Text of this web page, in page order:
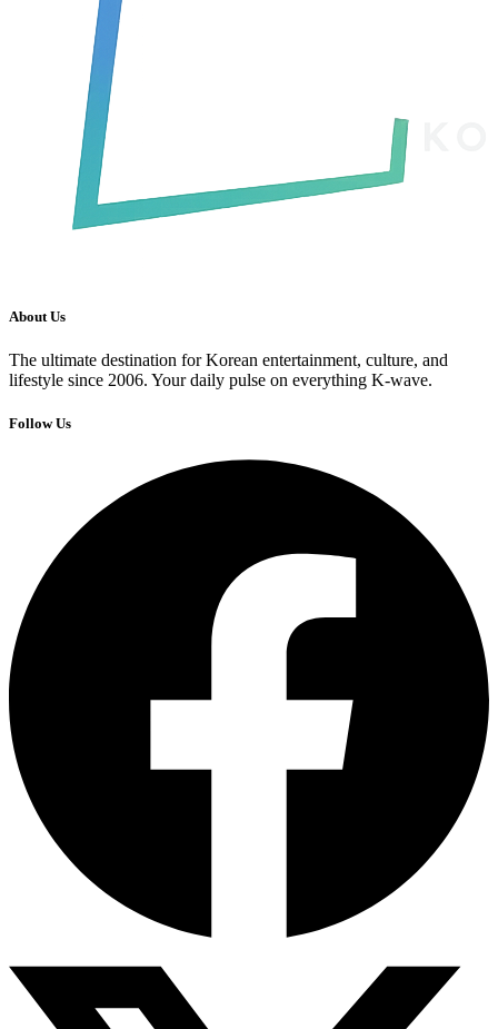
About Us
The ultimate destination for Korean entertainment, culture, and
lifestyle since 2006. Your daily pulse on everything K-wave.
Follow Us